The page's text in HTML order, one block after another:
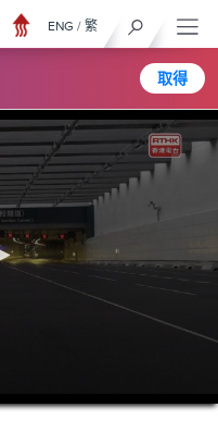
取得
ENG / 繁